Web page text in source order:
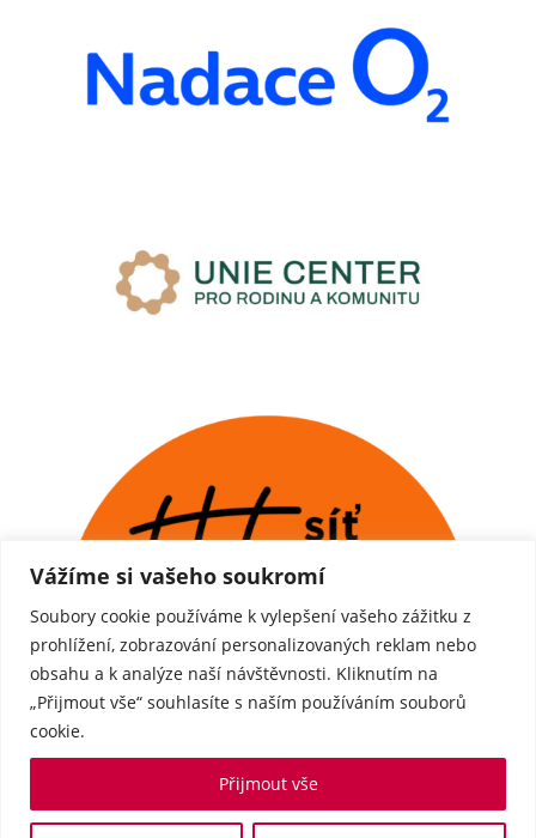
Vážíme si vašeho soukromí
Soubory cookie používáme k vylepšení vašeho zážitku z
prohlížení, zobrazování personalizovaných reklam nebo
obsahu a k analýze naší návštěvnosti. Kliknutím na
„Přijmout vše“ souhlasíte s naším používáním souborů
cookie.
Přijmout vše